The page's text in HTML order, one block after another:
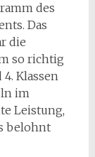
des
Das
die
so richtig
Klassen
im
Leistung,
belohnt